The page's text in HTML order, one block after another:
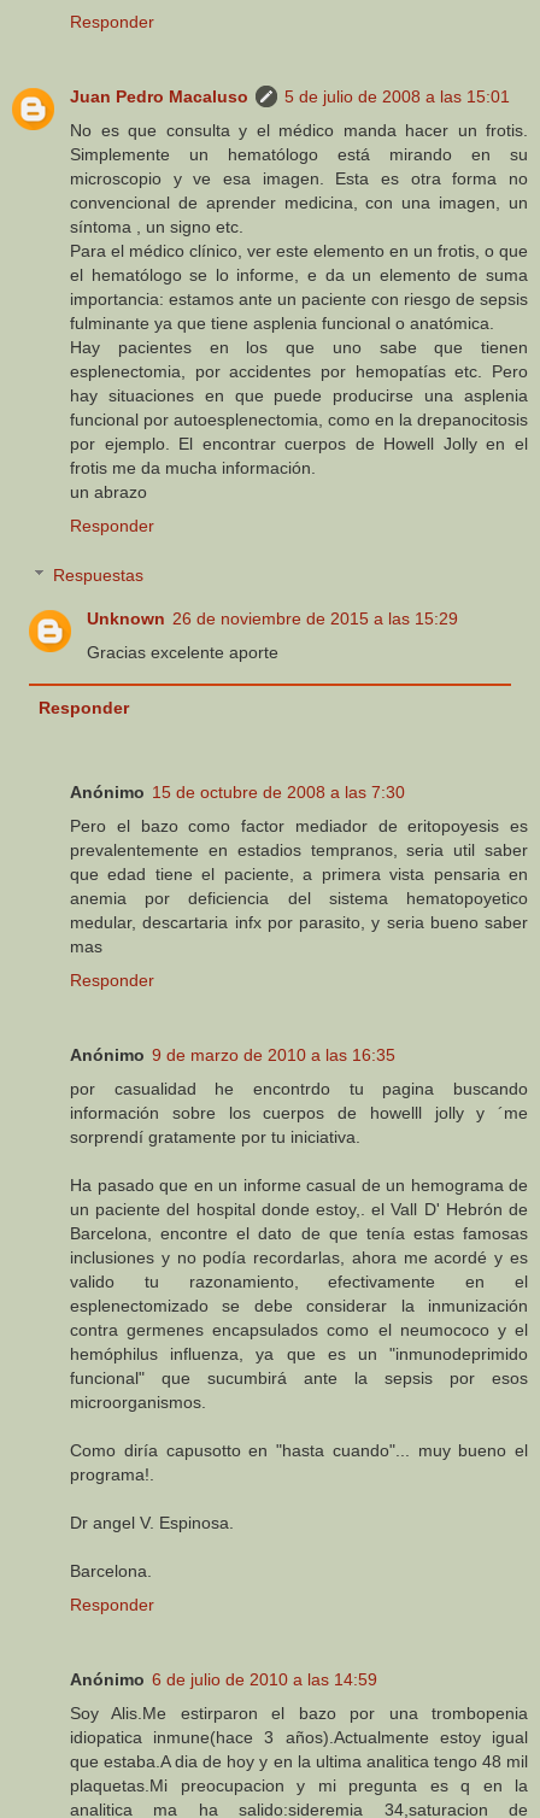
Responder
Juan Pedro Macaluso
5 de julio de 2008 a las 15:01
No es que consulta y el médico manda hacer un frotis.
Simplemente un hematólogo está mirando en su
microscopio y ve esa imagen. Esta es otra forma no
convencional de aprender medicina, con una imagen, un
síntoma , un signo etc.
Para el médico clínico, ver este elemento en un frotis, o que
el hematólogo se lo informe, e da un elemento de suma
importancia: estamos ante un paciente con riesgo de sepsis
fulminante ya que tiene asplenia funcional o anatómica.
Hay pacientes en los que uno sabe que tienen
esplenectomia, por accidentes por hemopatías etc. Pero
hay situaciones en que puede producirse una asplenia
funcional por autoesplenectomia, como en la drepanocitosis
por ejemplo. El encontrar cuerpos de Howell Jolly en el
frotis me da mucha información.
un abrazo
Responder
Respuestas
Unknown 26 de noviembre de 2015 a las 15:29
Gracias excelente aporte
Responder
Anónimo 15 de octubre de 2008 a las 7:30
Pero el bazo como factor mediador de eritopoyesis es
prevalentemente en estadios tempranos, seria util saber
que edad tiene el paciente, a primera vista pensaria en
anemia por deficiencia del sistema hematopoyetico
medular, descartaria infx por parasito, y seria bueno saber
mas
Responder
Anónimo 9 de marzo de 2010 a las 16:35
por casualidad he encontrdo tu pagina buscando
información sobre los cuerpos de howelll jolly y ´me
sorprendí gratamente por tu iniciativa.
Ha pasado que en un informe casual de un hemograma de
un paciente del hospital donde estoy,. el Vall D' Hebrón de
Barcelona, encontre el dato de que tenía estas famosas
inclusiones y no podía recordarlas, ahora me acordé y es
valido tu razonamiento, efectivamente en el
esplenectomizado se debe considerar la inmunización
contra germenes encapsulados como el neumococo y el
hemóphilus influenza, ya que es un "inmunodeprimido
funcional" que sucumbirá ante la sepsis por esos
microorganismos.
Como diría capusotto en "hasta cuando"... muy bueno el
programa!.
Dr angel V. Espinosa.
Barcelona.
Responder
Anónimo 6 de julio de 2010 a las 14:59
Soy Alis.Me estirparon el bazo por una trombopenia
idiopatica inmune(hace 3 años).Actualmente estoy igual
que estaba.A dia de hoy y en la ultima analitica tengo 48 mil
plaquetas.Mi preocupacion y mi pregunta es q en la
analitica ma ha salido:sideremia 34,saturacion de